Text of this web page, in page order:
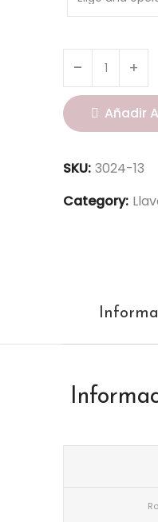
Añadir
SKU: 3024-13
Category: